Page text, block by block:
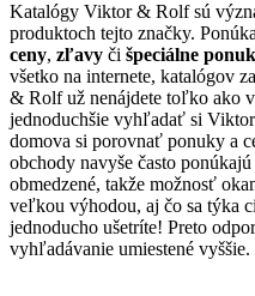
Katalógy Viktor & Rolf sú
produktoch tejto značky.
ceny, zľavy či špeciálne
všetko na internete, katalógov
& Rolf už nenájdete toľko ako
jednoduchšie vyhľadať si
domova si porovnať ponuky a
obchody navyše často ponúkajú
obmedzené, takže možnosť
veľkou výhodou, aj čo sa týka
jednoducho ušetríte! Preto
vyhľadávanie umiestené